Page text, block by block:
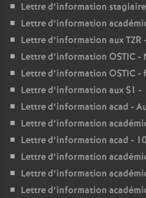
Lettre d’information
Lettre d’information
Lettre d’information aux TZR
Lettre d’information OSTIC
Lettre d’information OSTIC -
Lettre d’information aux S1 -
Lettre d’information acad -
Lettre d’information
Lettre d’information acad -
Lettre d’information
Lettre d’information
Lettre d’information